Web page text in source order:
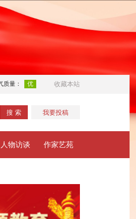
收藏本站
搜 索 我要投稿
人物访谈 作家艺苑